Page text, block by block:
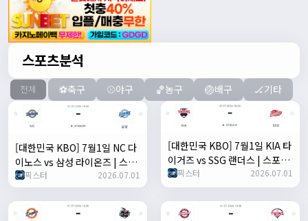
스포츠분석
전체 ⚽축구 ⚾야구 🏀농구 🏐배구 🏒기타
[대한민국 KBO] 7월1일 NC 다
이노스 vs 삼성 라이온즈 | 스포
츠 분석 무료 중계 토친놈
픽스터 2026.07.01
[대한민국 KBO] 7월1일 KIA 타
이거즈 vs SSG 랜더스 | 스포츠
분석 무료 중계 토친놈
픽스터 2026.07.01